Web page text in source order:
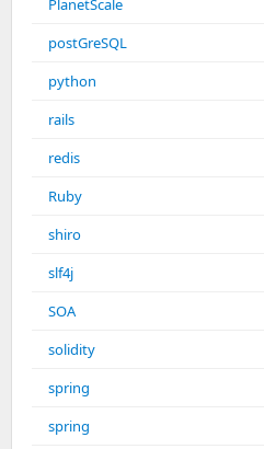
PlanetScale
postGreSQL
python
rails
redis
Ruby
shiro
slf4j
SOA
solidity
spring
spring